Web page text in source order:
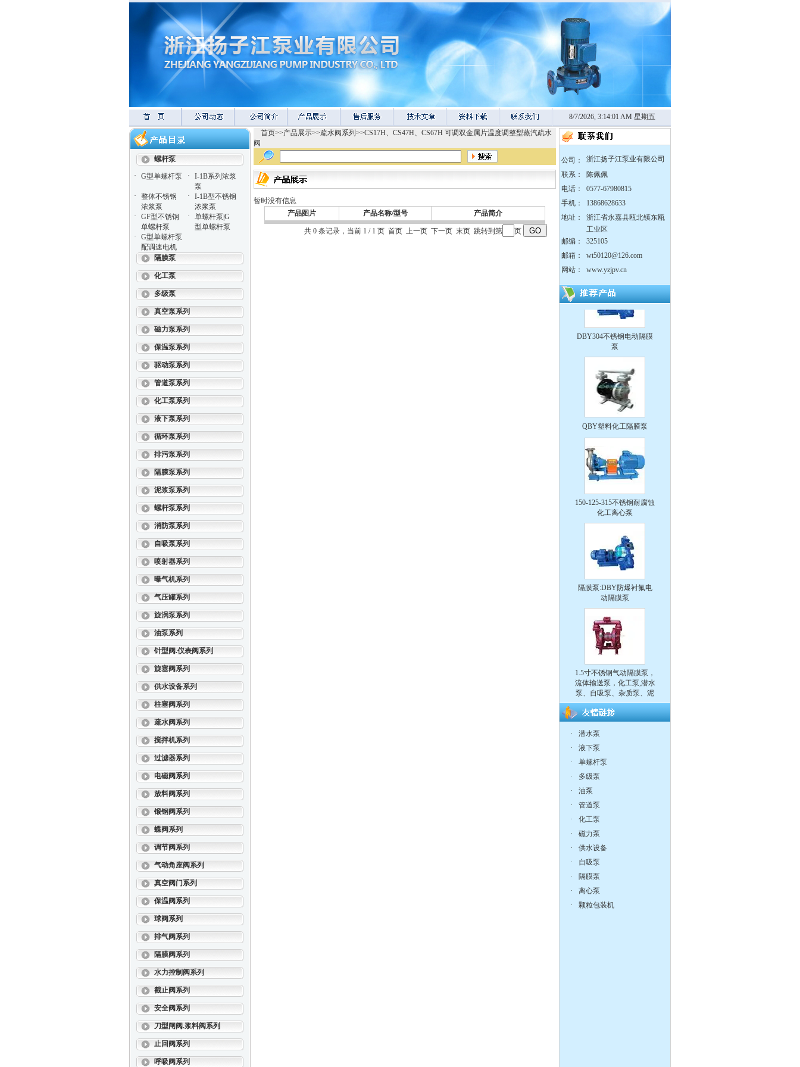
8/7/2026, 3:14:01 AM 星期五
螺杆泵
·
G型单螺杆泵 ·
I-1B系列浓浆
泵
·
整体不锈钢
浓浆泵
·
I-1B型不锈钢
浓浆泵
·
GF型不锈钢
单螺杆泵
·
单螺杆泵|G
型单螺杆泵
·
G型单螺杆泵
配调速电机
隔膜泵
化工泵
多级泵
真空泵系列
磁力泵系列
保温泵系列
驱动泵系列
管道泵系列
化工泵系列
液下泵系列
循环泵系列
排污泵系列
隔膜泵系列
泥浆泵系列
螺杆泵系列
消防泵系列
自吸泵系列
喷射器系列
曝气机系列
气压罐系列
旋涡泵系列
油泵系列
针型阀.仪表阀系列
旋塞阀系列
供水设备系列
柱塞阀系列
疏水阀系列
搅拌机系列
过滤器系列
电磁阀系列
放料阀系列
锻钢阀系列
蝶阀系列
调节阀系列
气动角座阀系列
真空阀门系列
保温阀系列
球阀系列
排气阀系列
隔膜阀系列
水力控制阀系列
截止阀系列
安全阀系列
刀型闸阀.浆料阀系列
止回阀系列
呼吸阀系列
首页>>产品展示>>疏水阀系列 >>CS17H、CS47H、CS67H 可调双金属片温度调整型蒸汽疏水
阀
暂时没有信息
产品图片
产品名称/型号 产品简介
共 0 条记录，当前 1 / 1 页 首页 上一页 下一页 末页 跳转到第 页
公司：
浙江扬子江泵业有限公司
联系：
陈佩佩
电话：
0577-67980815
手机：
13868628633
地址：
浙江省永嘉县瓯北镇东瓯
工业区
邮编：
325105
邮箱：
wt50120@126.com
网站：
www.yzjpv.cn
DBY304不锈钢电动隔膜
泵
QBY塑料化工隔膜泵
150-125-315不锈钢耐腐蚀
化工离心泵
隔膜泵:DBY防爆衬氟电
动隔膜泵
1.5寸不锈钢气动隔膜泵，
流体输送泵，化工泵,潜水
泵、自吸泵、杂质泵、泥
浆泵
IH型不锈钢耐腐蚀化工离
CQ系列耐腐蚀化工磁力
·
潜水泵
·
液下泵
·
单螺杆泵
·
多级泵
·
油泵
·
管道泵
·
化工泵
·
磁力泵
·
供水设备
·
自吸泵
·
隔膜泵
·
离心泵
·
颗粒包装机